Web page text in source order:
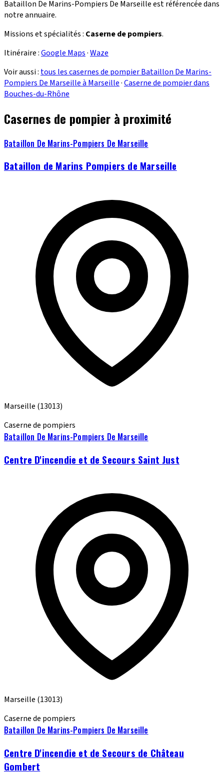
Bataillon De Marins-Pompiers De Marseille est référencée dans
notre annuaire.
Missions et spécialités : Caserne de pompiers.
Itinéraire :Google Maps·Waze
Voir aussi : tous les casernes de pompier Bataillon De Marins-
Pompiers De Marseille à Marseille·Caserne de pompier dans
Bouches-du-Rhône
Casernes de pompier à proximité
Bataillon De Marins-Pompiers De Marseille
Bataillon de Marins Pompiers de Marseille
Marseille (13013)
Caserne de pompiers
Bataillon De Marins-Pompiers De Marseille
Centre D'incendie et de Secours Saint Just
Marseille (13013)
Caserne de pompiers
Bataillon De Marins-Pompiers De Marseille
Centre D'incendie et de Secours de Château
Gombert